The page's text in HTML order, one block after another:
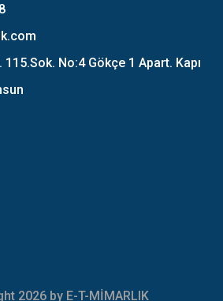
No:4 Gökçe 1 Apart. Kapı
2026 by E-T-MİMARLIK